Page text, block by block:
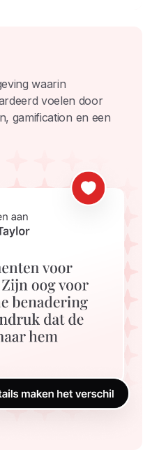
waarin
voelen door
gamification en een